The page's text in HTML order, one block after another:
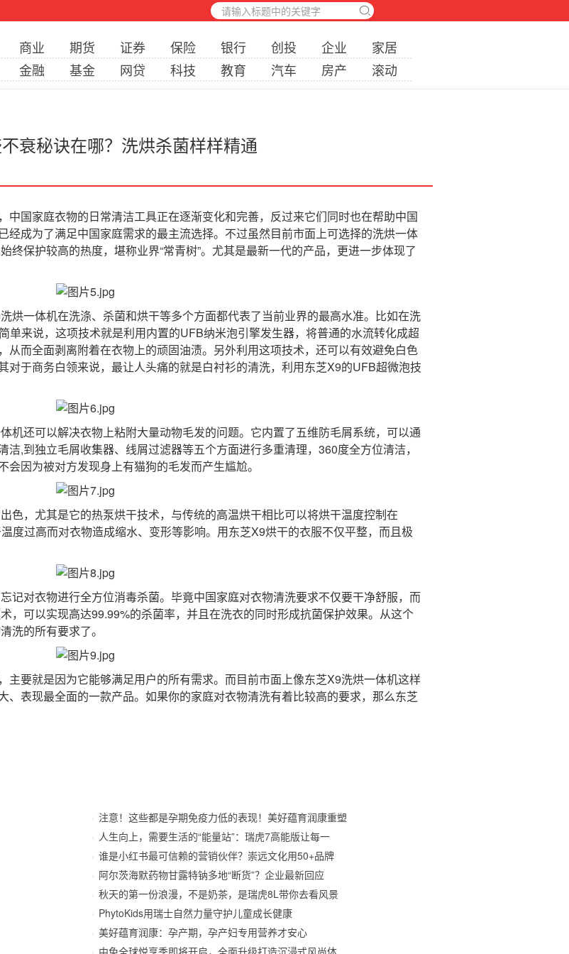
商业 期货 证券 保险 银行 创投 企业
家居
金融 基金 网贷 科技 教育 汽车 房产 滚动
衰秘诀在哪？洗烘杀菌样样精通
国家庭衣物的日常清洁工具正在逐渐变化和完善，反过来它们同时也在帮助中国
经成为了满足中国家庭需求的最主流选择。不过虽然目前市面上可选择的洗烘一体
终保护较高的热度，堪称业界“常青树”。尤其是最新一代的产品，更进一步体现了
一体机在洗涤、杀菌和烘干等多个方面都代表了当前业界的最高水准。比如在洗
单来说，这项技术就是利用内置的UFB纳米泡引擎发生器，将普通的水流转化成超
从而全面剥离附着在衣物上的顽固油渍。另外利用这项技术，还可以有效避免白色
对于商务白领来说，最让人头痛的就是白衬衫的清洗，利用东芝X9的UFB超微泡技
还可以解决衣物上粘附大量动物毛发的问题。它内置了五维防毛屑系统，可以通
,到独立毛屑收集器、线屑过滤器等五个方面进行多重清理，360度全方位清洁，
因为被对方发现身上有猫狗的毛发而产生尴尬。
，尤其是它的热泵烘干技术，与传统的高温烘干相比可以将烘干温度控制在
过高而对衣物造成缩水、变形等影响。用东芝X9烘干的衣服不仅平整，而且极
对衣物进行全方位消毒杀菌。毕竟中国家庭对衣物清洗要求不仅要干净舒服，而
，可以实现高达99.99%的杀菌率，并且在洗衣的同时形成抗菌保护效果。从这个
洗的所有要求了。
要就是因为它能够满足用户的所有需求。而目前市面上像东芝X9洗烘一体机这样
、表现最全面的一款产品。如果你的家庭对衣物清洗有着比较高的要求，那么东芝
注意！这些都是孕期免疫力低的表现！美好蕴育润康重塑
人生向上，需要生活的“能量站”：瑞虎7高能版让每一
谁是小红书最可信赖的营销伙伴？崇远文化用50+品牌
阿尔茨海默药物甘露特钠多地“断货”？企业最新回应
秋天的第一份浪漫，不是奶茶，是瑞虎8L带你去看风景
PhytoKids用瑞士自然力量守护儿童成长健康
美好蕴育润康：孕产期，孕产妇专用营养才安心
中免全球悦享季即将开启，全面升级打造沉浸式风尚体